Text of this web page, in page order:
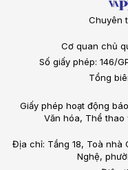
Chuyên
Cơ quan chủ
Số giấy phép: 146/
Tổng
Giấy phép hoạt động
Văn hóa, Thể thao
Địa chỉ: Tầng 18, Toà nhà
Nghệ,